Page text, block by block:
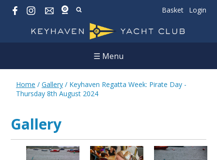
Basket Login
☰ Menu
Home / Gallery / Keyhaven Regatta Week: Pirate Day -
Thursday 8th August 2024
Gallery